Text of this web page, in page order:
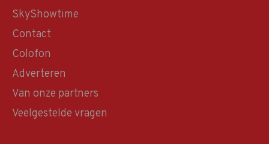
SkyShowtime
Contact
Colofon
Adverteren
Van onze partners
Veelgestelde vragen